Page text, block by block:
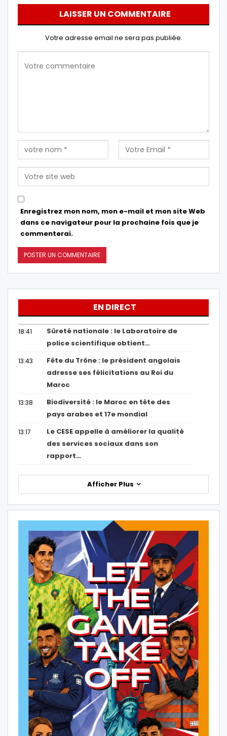
LAISSER UN COMMENTAIRE
Votre adresse email ne sera pas publiée.
Enregistrez mon nom, mon e-mail et mon site Web
dans ce navigateur pour la prochaine fois que je
commenterai.
EN DIRECT
18:41
Sûreté nationale : le Laboratoire de
police scientifique obtient…
13:43
Fête du Trône : le président angolais
adresse ses félicitations au Roi du
Maroc
13:38
Biodiversité : le Maroc en tête des
pays arabes et 17e mondial
13:17
Le CESE appelle à améliorer la qualité
des services sociaux dans son
rapport…
Afficher Plus